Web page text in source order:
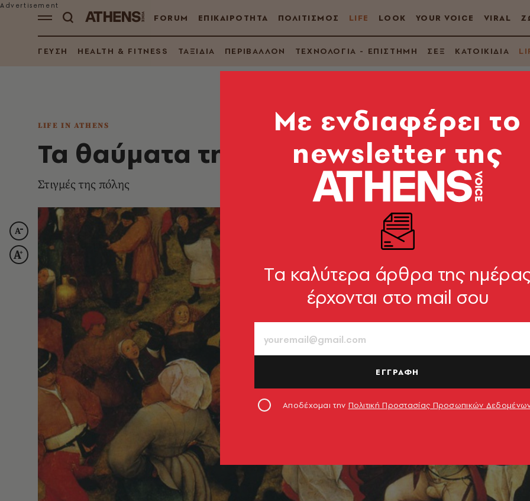
FORUM ΕΠΙΚΑΙΡΟΤΗΤΑ ΠΟΛΙΤΙΣΜΟΣ LIFE LOOK YOUR VOICE VIRAL
ΓΕΥΣΗ HEALTH & FITNESS ΤΑΞΙΔΙΑ ΠΕΡΙΒΑΛΛΟΝ ΤΕΧΝΟΛΟΓΙΑ - ΕΠΙΣΤΗΜΗ ΣΕΞ ΚΑΤΟΙΚΙΔΙΑ
LIFE IN ATHENS
​Τα θαύματα της Χάρητος
Στιγμές της πόλης
Mε ενδιαφέρει το
newsletter της
Tα καλύτερα άρθρα της
έρχονται στο mail σου
ΕΓΓΡΑΦΗ
Αποδέχομαι την Πολιτική Προστασίας Προσωπικών